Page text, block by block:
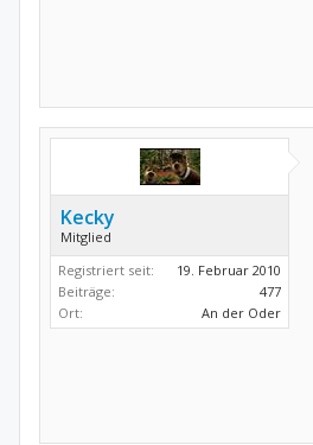
Kecky
Mitglied
Registriert seit:
19. Februar 2010
Beiträge:
477
Ort:
An der Oder